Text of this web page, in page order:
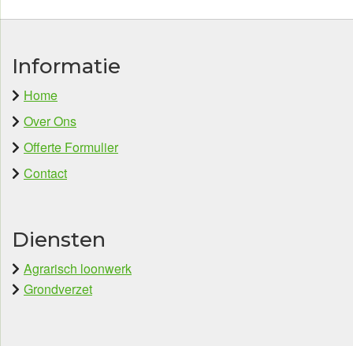
Informatie
Home
Over Ons
Offerte Formulier
Contact
Diensten
Agrarisch loonwerk
Grondverzet